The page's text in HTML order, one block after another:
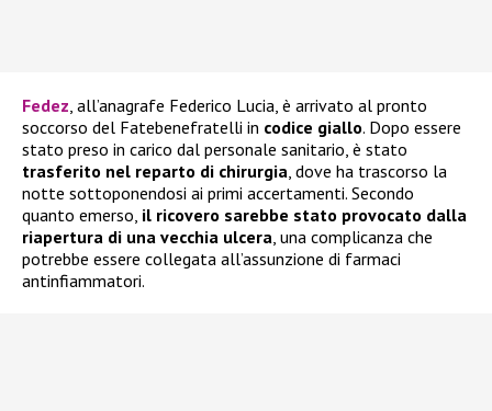
Fedez , all’anagrafe Federico Lucia, è arrivato al pronto
soccorso del Fatebenefratelli in codice giallo. Dopo essere
stato preso in carico dal personale sanitario, è stato
trasferito nel reparto di chirurgia , dove ha trascorso la
notte sottoponendosi ai primi accertamenti. Secondo
quanto emerso, il ricovero sarebbe stato provocato dalla
riapertura di una vecchia ulcera , una complicanza che
potrebbe essere collegata all’assunzione di farmaci
antinfiammatori.